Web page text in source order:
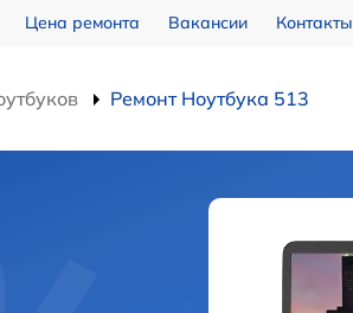
Цена ремонта Вакансии Контакты
Ремонт Ноутбука 513